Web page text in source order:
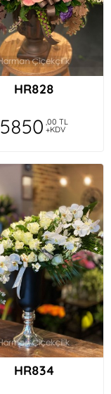
HR828
5850 ,00 TL
+KDV
HR834